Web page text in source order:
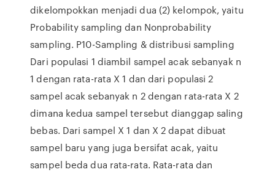
dikelompokkan menjadi dua (2) kelompok, yaitu
Probability sampling dan Nonprobability
sampling. P10-Sampling & distribusi sampling
Dari populasi 1 diambil sampel acak sebanyak n
1 dengan rata-rata X 1 dan dari populasi 2
sampel acak sebanyak n 2 dengan rata-rata X 2
dimana kedua sampel tersebut dianggap saling
bebas. Dari sampel X 1 dan X 2 dapat dibuat
sampel baru yang juga bersifat acak, yaitu
sampel beda dua rata-rata. Rata-rata dan